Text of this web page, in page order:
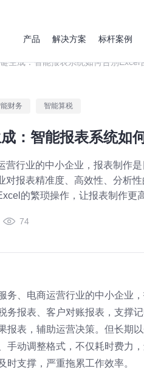
产品 解决方案 标杆案例
生成：智能报表系统如何告别Excel
财务 智能算税
：智能报表系统如
营行业的中小企业，报表制作
对报表精准度、高效性、分析
的繁琐操作，让报表制作更
74
务、电商运营行业的中小企业
税务报表、客户对账报表，支撑
报表，辅助运营决策。但长期
手动调整格式，不仅耗时费力
时支撑，严重拖累工作效率。